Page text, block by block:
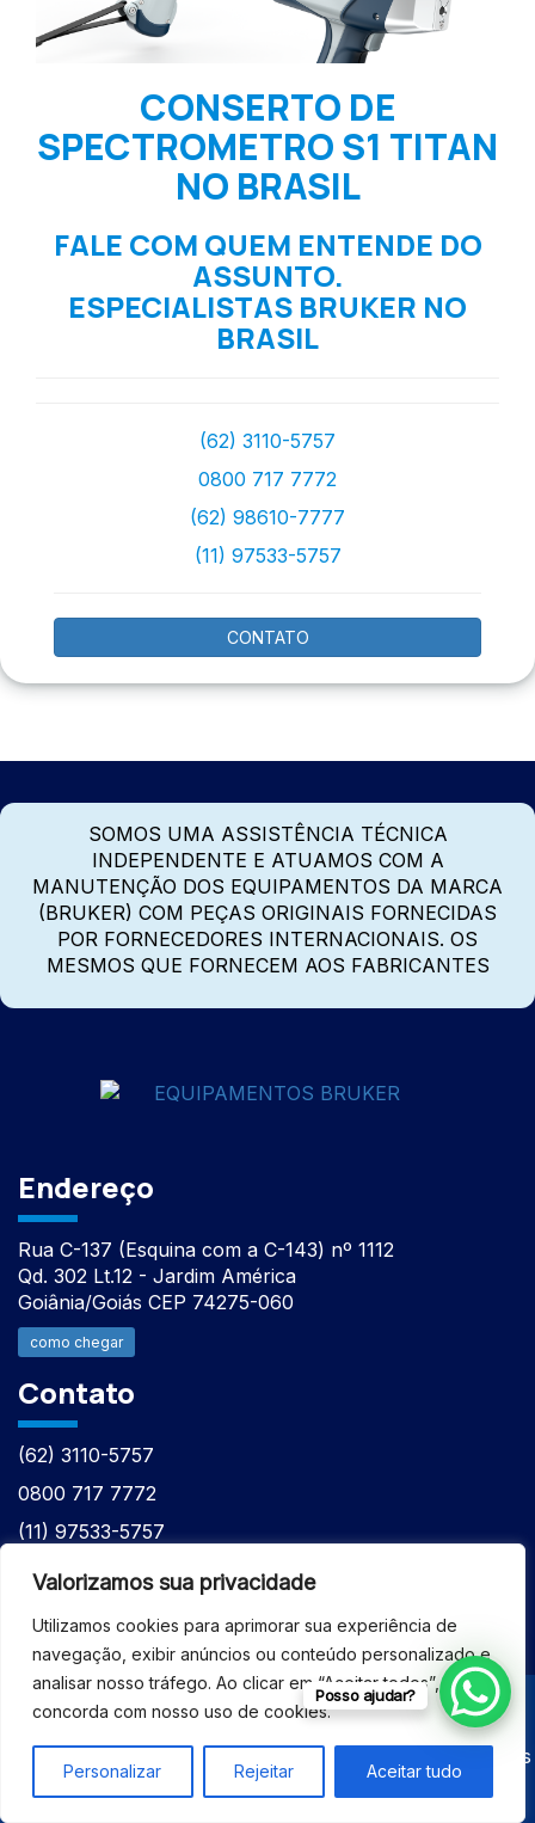
Valorizamos sua privacidade
Utilizamos cookies para aprimorar sua experiência de
navegação, exibir anúncios ou conteúdo personalizado e
analisar nosso tráfego. Ao clicar em “Aceitar todos”, você
concorda com nosso uso de cookies.
Personalizar Rejeitar Aceitar tudo
CONSERTO DE
SPECTROMETRO S1 TITAN
NO BRASIL
FALE COM QUEM ENTENDE DO
ASSUNTO.
ESPECIALISTAS BRUKER NO
BRASIL
(62) 3110-5757
0800 717 7772
(62) 98610-7777
(11) 97533-5757
CONTATO
SOMOS UMA ASSISTÊNCIA TÉCNICA
INDEPENDENTE E ATUAMOS COM A
MANUTENÇÃO DOS EQUIPAMENTOS DA MARCA
(BRUKER) COM PEÇAS ORIGINAIS FORNECIDAS
POR FORNECEDORES INTERNACIONAIS. OS
MESMOS QUE FORNECEM AOS FABRICANTES
Endereço
Rua C-137 (Esquina com a C-143) nº 1112
Qd. 302 Lt.12 - Jardim América
Goiânia/Goiás CEP 74275-060
como chegar
Contato
(62) 3110-5757
0800 717 7772
(11) 97533-5757
(62) 98610-7777
© 2026 - ASSISTÊNCIA TÉCNICA ESPECIALIZADA
EQUIPAMENTOS BRUKER - Todos os direitos reservados
Posso ajudar?